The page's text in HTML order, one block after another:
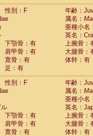
性別：F
年齢：
属名：
亜種小名
英名：
下顎骨：有
上腕骨：
肩甲骨：有
大腿骨：
寛骨：有
体幹：有
足：有
性別：F
年齢：
属名：
亜種小名
英名：
下顎骨：有
上腕骨：
肩甲骨：有
大腿骨：
寛骨：有
体幹：有